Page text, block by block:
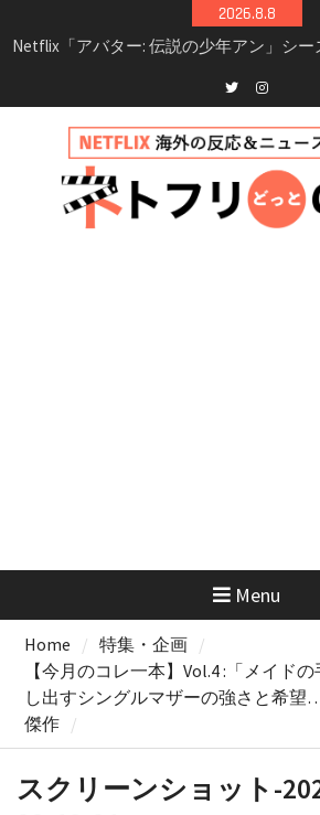
to
2026.8.8
シーズン3最新情報
Netflix映画「ボイスメールで恋をして」
イッチ主演ロマコメ
新決定！2027年撮影開始へ
兄弟大騒動のコメディ映画「リトル・ブ
ー」がNetflixで配信！─キャスト・あら
見どころまとめ
Twitter
Menu
Home
特集・企画
【今月のコレ一本】Vol.4 :「メイド
し出すシングルマザーの強さと希望
傑作
スクリーンショット-